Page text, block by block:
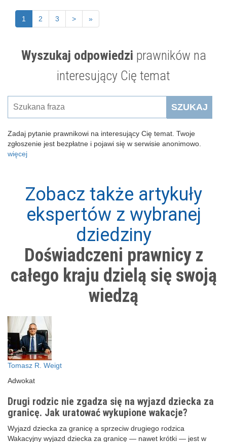
Wyszukaj odpowiedzi prawników na
interesujący Cię temat
SZUKAJ
Zadaj pytanie prawnikowi na interesujący Cię temat. Twoje
zgłoszenie jest bezpłatne i pojawi się w serwisie anonimowo.
więcej
1 2 3 > »
Zobacz także artykuły
ekspertów z wybranej
dziedziny
Doświadczeni prawnicy z
całego kraju dzielą się swoją
wiedzą
Tomasz R. Weigt
Adwokat
Drugi rodzic nie zgadza się na wyjazd dziecka za
granicę. Jak uratować wykupione wakacje?
Wyjazd dziecka za granicę a sprzeciw drugiego rodzica
Wakacyjny wyjazd dziecka za granicę — nawet krótki — jest w